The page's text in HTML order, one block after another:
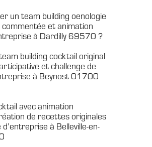
un team building oenologie
et animation
à Dardilly 69570 ?
building cocktail original
et challenge de
à Beynost 01700
avec animation
de recettes originales
à Belleville-en-